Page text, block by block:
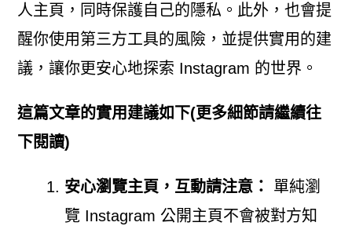
人主頁，同時保護自己的隱私。此外，也會提
醒你使用第三方工具的風險，並提供實用的建
議，讓你更安心地探索 Instagram 的世界。
這篇文章的實用建議如下(更多細節請繼續往
下閱讀)
安心瀏覽主頁，互動請注意：
單純瀏
覽 Instagram 公開主頁不會被對方知